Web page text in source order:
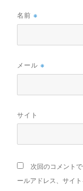
名前※
メール※
サイト
次回のコメント
ールアドレス、サイト